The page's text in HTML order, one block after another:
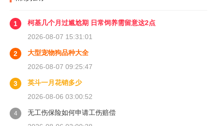
1
柯基几个月过尴尬期 日常饲养需留意这2点
2026-08-07 15:31:01
2
大型宠物狗品种大全
2026-08-07 09:25:47
3
英斗一月花销多少
2026-08-06 03:00:52
4
无工伤保险如何申请工伤赔偿